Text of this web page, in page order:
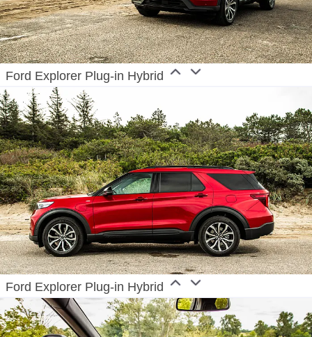
Ford Explorer Plug-in Hybrid
Ford Explorer Plug-in Hybrid